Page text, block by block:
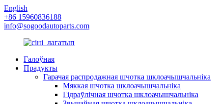
English
+86 15960836188
info@sogoodautoparts.com
Галоўная
Прадукты
Гарачая распродажная шчотка шклоачышчальніка
Мяккая шчотка шклоачышчальніка
Гідраўлічная шчотка шклоачышчальніка